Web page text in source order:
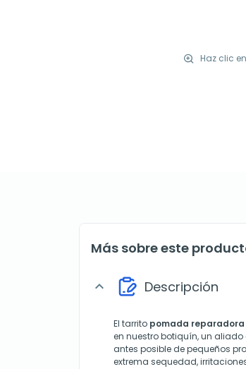
Haz clic
Más sobre este
expand_more Descripción
El tarrito pomada reparadora
en nuestro botiquín, un aliado
antes posible de pequeños
extrema sequedad,